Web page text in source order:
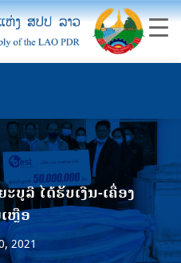
ບູລີ ໄດ້ຮັບເງີນ-ເຄື່ອງ
ຫຼືອ
2021